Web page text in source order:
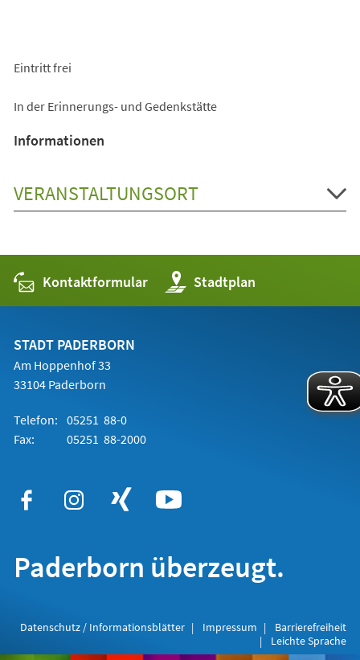
Eintritt frei
In der Erinnerungs- und Gedenkstätte
Informationen
VERANSTALTUNGSORT
Kontaktformular Stadtplan
(Öffnet
in
einem
STADT PADERBORN
Am Hoppenhof 33
33104 Paderborn
Telefon: 05251 88-0
Fax:
05251 88-2000
Paderborn überzeugt.
Datenschutz / Informationsblätter Impressum
Barrierefreiheit
Leichte Sprache